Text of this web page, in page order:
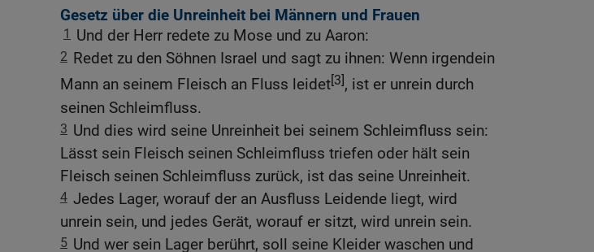
Gesetz über die Unreinheit bei Männern und Frauen
1 Und der Herr redete zu Mose und zu Aaron:
2 Redet zu den Söhnen Israel und sagt zu ihnen: Wenn irgendein
Mann an seinem Fleisch an Fluss leidet[3], ist er unrein durch
seinen Schleimfluss.
3 Und dies wird seine Unreinheit bei seinem Schleimfluss sein:
Lässt sein Fleisch seinen Schleimfluss triefen oder hält sein
Fleisch seinen Schleimfluss zurück, ist das seine Unreinheit.
4 Jedes Lager, worauf der an Ausfluss Leidende liegt, wird
unrein sein, und jedes Gerät, worauf er sitzt, wird unrein sein.
5 Und wer sein Lager berührt, soll seine Kleider waschen und